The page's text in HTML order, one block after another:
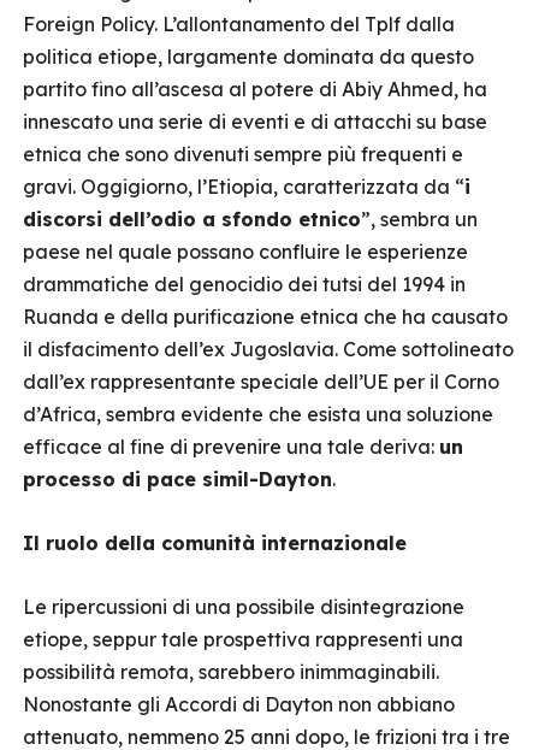
Foreign Policy. L’allontanamento del Tplf dalla
politica etiope, largamente dominata da questo
partito fino all’ascesa al potere di Abiy Ahmed, ha
innescato una serie di eventi e di attacchi su base
etnica che sono divenuti sempre più frequenti e
gravi. Oggigiorno, l’Etiopia, caratterizzata da “i
discorsi dell’odio a sfondo etnico”, sembra un
paese nel quale possano confluire le esperienze
drammatiche del genocidio dei tutsi del 1994 in
Ruanda e della purificazione etnica che ha causato
il disfacimento dell’ex Jugoslavia. Come sottolineato
dall’ex rappresentante speciale dell’UE per il Corno
d’Africa, sembra evidente che esista una soluzione
efficace al fine di prevenire una tale deriva: un
processo di pace simil-Dayton.
Il ruolo della comunità internazionale
Le ripercussioni di una possibile disintegrazione
etiope, seppur tale prospettiva rappresenti una
possibilità remota, sarebbero inimmaginabili.
Nonostante gli Accordi di Dayton non abbiano
attenuato, nemmeno 25 anni dopo, le frizioni tra i tre